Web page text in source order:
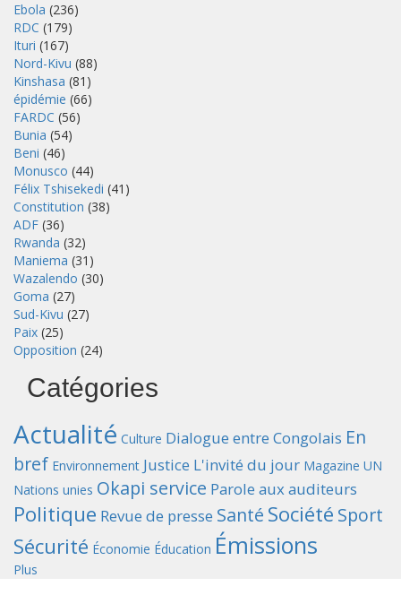
Ebola (236)
RDC (179)
Ituri (167)
Nord-Kivu (88)
Kinshasa (81)
épidémie (66)
FARDC (56)
Bunia (54)
Beni (46)
Monusco (44)
Félix Tshisekedi (41)
Constitution (38)
ADF (36)
Rwanda (32)
Maniema (31)
Wazalendo (30)
Goma (27)
Sud-Kivu (27)
Paix (25)
Opposition (24)
Catégories
Actualité Culture Dialogue entre Congolais En
bref Environnement Justice L'invité du jour Magazine UN
Nations unies Okapi service Parole aux auditeurs
Politique Revue de presse Santé Société Sport
Sécurité Économie Éducation Émissions
Plus